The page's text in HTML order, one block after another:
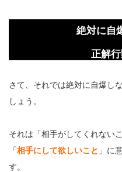
絶対に自
正解
さて、それでは絶対に自爆し
しょう。
それは「相手がしてくれない
「相手にして欲しいこと 」に
す。